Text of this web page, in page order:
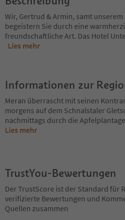
Wir, Gertrud & Armin, samt
begeistern Sie durch eine
freundschaftliche Art. Das Hotel
Lies mehr
Informationen zur
Meran überrascht mit seinen
morgens auf dem Schnalstaler
nachmittags durch die
Lies mehr
TrustYou-Bewertungen
Der TrustScore ist der Standard für
verifizierte Bewertungen und
Quellen zusammen